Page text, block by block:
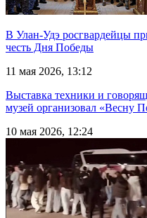
В Улан-Удэ росгвардейцы
честь Дня Победы
11 мая 2026, 13:12
Выставка техники и
музей организовал «Весну
10 мая 2026, 12:24